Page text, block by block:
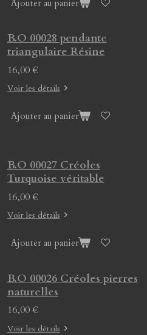
Ajouter au panier
B.O 00028 pendante
triangulaire Résine
16,00 €
Voir les détails
Ajouter au panier
B.O 00027 Créoles
Turquoise véritable
16,00 €
Voir les détails
Ajouter au panier
B.O 00026 Créoles pierres
naturelles
16,00 €
Voir les détails